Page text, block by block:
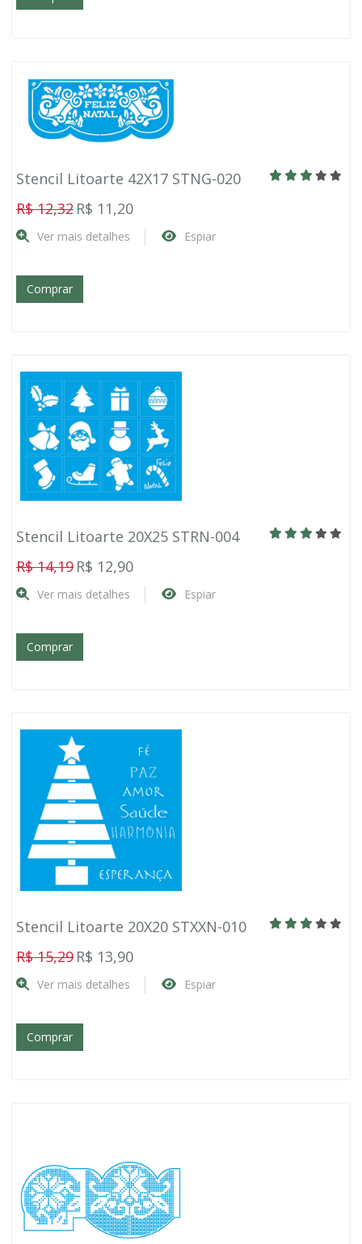
Stencil Litoarte 42X17 STNG-020
R$ 12,32 R$ 11,20
Ver mais detalhes Espiar
Comprar
Stencil Litoarte 20X25 STRN-004
R$ 14,19 R$ 12,90
Ver mais detalhes Espiar
Comprar
Stencil Litoarte 20X20 STXXN-010
R$ 15,29 R$ 13,90
Ver mais detalhes Espiar
Comprar